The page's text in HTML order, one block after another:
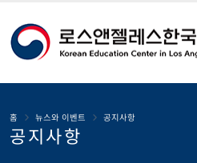
공지사항
홈 뉴스와 이벤트 공지사항